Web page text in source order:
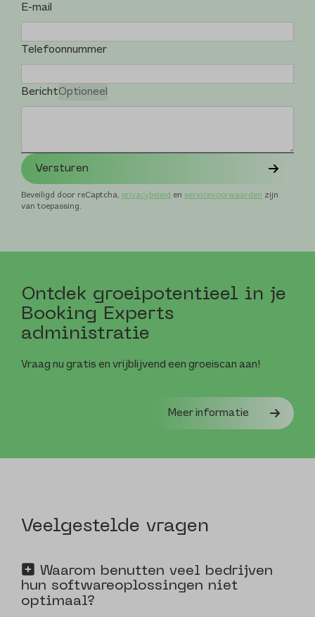
E-mail
Telefoonnummer
BerichtOptioneel
Versturen
Beveiligd door reCaptcha, privacybeleid en servicevoorwaarden zijn
van toepassing.
Ontdek groei­potentieel in je
Booking Experts
administratie
Vraag nu gratis en vrijblijvend een groeiscan aan!
Meer informatie
Veelgestelde vragen
Waarom benutten veel bedrijven
hun softwareoplossingen niet
optimaal?